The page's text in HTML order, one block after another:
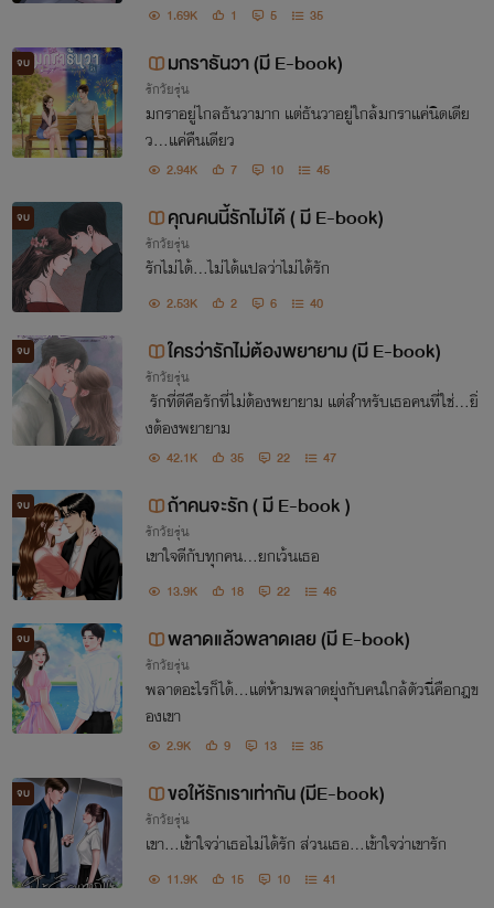
1.69K 1 5 35
จบ มกราธันวา (มี E-book)
รักวัยรุ่น
มกราอยู่ไกลธันวามาก แต่ธันวาอยู่ใกล้มกราแค่นิดเดีย
ว...แค่คืนเดียว
2.94K 7 10 45
จบ คุณคนนี้รักไม่ได้ ( มี E-book)
รักวัยรุ่น
รักไม่ได้...ไม่ได้แปลว่าไม่ได้รัก
2.53K 2 6 40
จบ ใครว่ารักไม่ต้องพยายาม (มี E-book)
รักวัยรุ่น
รักที่ดีคือรักที่ไม่ต้องพยายาม แต่สำหรับเธอคนที่ใช่...ยิ่
งต้องพยายาม
42.1K 35 22 47
จบ ถ้าคนจะรัก ( มี E-book )
รักวัยรุ่น
เขาใจดีกับทุกคน...ยกเว้นเธอ
13.9K 18 22 46
จบ พลาดแล้วพลาดเลย (มี E-book)
รักวัยรุ่น
พลาดอะไรก็ได้...แต่ห้ามพลาดยุ่งกับคนใกล้ตัวนี่คือกฎข
องเขา
2.9K 9 13 35
จบ ขอให้รักเราเท่ากัน (มีE-book)
รักวัยรุ่น
เขา...เข้าใจว่าเธอไม่ได้รัก ส่วนเธอ...เข้าใจว่าเขารัก
11.9K 15 10 41